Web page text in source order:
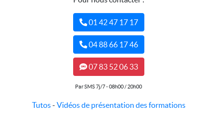
01 42 47 17 17
04 88 66 17 46
07 83 52 06 33
Par SMS 7j/7 - 08h00 / 20h00
Tutos- Vidéos de présentation des formations